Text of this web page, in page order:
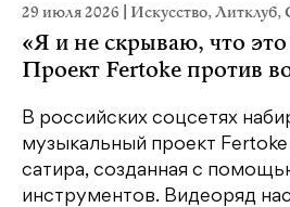
29 июля 2026 Искусство,Литклуб,
«Я и не скрываю, что
Проект Fertoke против
В российских соцсетях
музыкальный проект Fertoke
сатира, созданная с
инструментов. Видеоряд